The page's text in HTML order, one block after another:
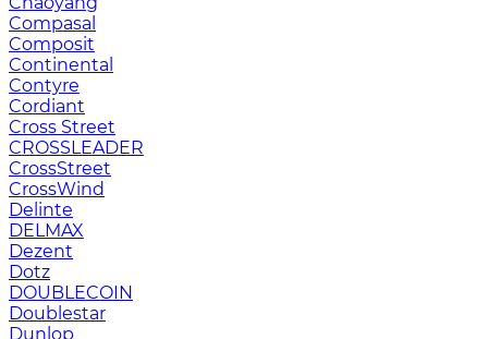
Compasal
Composit
Continental
Contyre
Cordiant
Cross Street
CROSSLEADER
CrossStreet
CrossWind
Delinte
DELMAX
Dezent
Dotz
DOUBLECOIN
Doublestar
Dunlop